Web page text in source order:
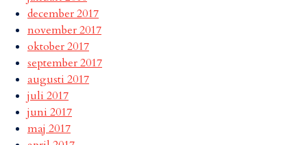
december 2017
november 2017
oktober 2017
september 2017
augusti 2017
juli 2017
juni 2017
maj 2017